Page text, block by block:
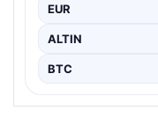
EUR
ALTIN
BTC